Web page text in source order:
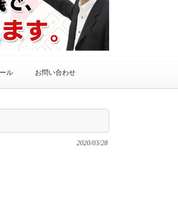
ル お問い合わせ
2020/03/28